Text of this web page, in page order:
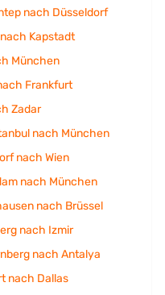
nach Düsseldorf
Kapstadt
München
Frankfurt
Zadar
nach München
nach Wien
nach München
nach Brüssel
nach Izmir
nach Antalya
nach Dallas